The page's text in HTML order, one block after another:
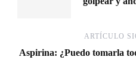
ARTÍCULO
Aspirina: ¿Puedo tomarla